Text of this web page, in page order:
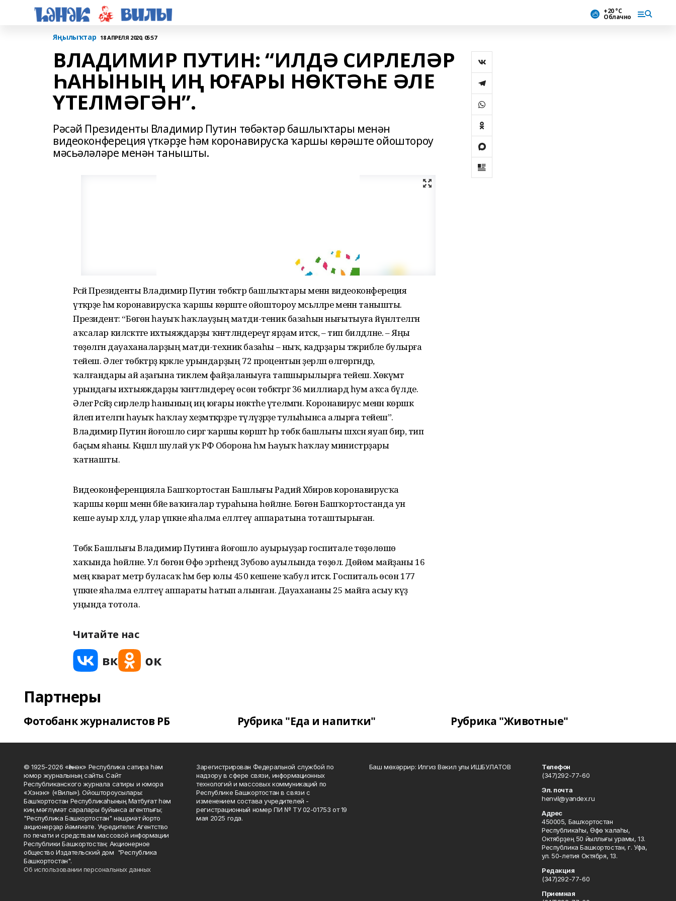
+20 °С
Облачно
Яңылыҡтар 18 АПРЕЛЯ 2020, 05:57
ВЛАДИМИР ПУТИН: “ИЛДӘ СИРЛЕЛӘР
ҺАНЫНЫҢ ИҢ ЮҒАРЫ НӨКТӘҺЕ ӘЛЕ
ҮТЕЛМӘГӘН”.
Рәсәй Президенты Владимир Путин төбәктәр башлыҡтары менән
видеоконфереция үткәрҙе һәм коронавирусҡа ҡаршы көрәште ойоштороу
мәсьәләләре менән танышты.
Рәсәй Президенты Владимир Путин төбәктәр башлыҡтары менән видеоконфереция
үткәрҙе һәм коронавирусҡа ҡаршы көрәште ойоштороу мәсьәләләре менән танышты.
Президент: “Бөгөн һауыҡ һаҡлауҙың матди-теник базаһын нығытыуға йүнәлтелгән
аҡсалар киләсәктәге ихтыяждарҙы ҡәнәғәтләндереүгә ярҙам итәсәк, – тип билдәләне. – Яңы
төҙөлгән дауаханаларҙың матди-техник базаһы – ныҡ, кадрҙары тәжрибәле булырға
тейеш. Әлегә төбәктәрҙә кәрәкле урындарҙың 72 процентын әҙерләп өлгөргәндәр,
ҡалғандары ай аҙағына тиклем файҙаланыуға тапшырылырға тейеш. Хөкүмәт
урындағы ихтыяждарҙы ҡәнәғәтләндереү өсөн төбәктәргә 36 миллиард һум аҡса бүлде.
Әлегә Рәсәйҙә сирлеләр һанының иң юғары нөктәһе үтелмәгән. Коронавирус менән көрәшкә
йәлеп ителгән һауыҡ һаҡлау хеҙмәткәрҙәре түләүҙәрҙе тулыһынса алырға тейеш”.
Владимир Путин йоғошло сиргә ҡаршы көрәштә һәр төбәк башлығы шәхсән яуап бирә, тип
баҫым яһаны. Кәңәшәлә шулай уҡ РФ Оборона һәм Һауыҡ һаҡлау министрҙары
ҡатнашты.
Видеоконференцияла Башҡортостан Башлығы Радий Хәбиров коронавирусҡа
ҡаршы көрәш менән бәйе ваҡиғалар тураһына һөйләне. Бөгөн Башҡортостанда ун
кеше ауыр хәлдә, улар үпкәне яһалма елләтеү аппаратына тоташтырыған.
Төбәк Башлығы Владимир Путинға йоғошло ауырыуҙар госпитале төҙөлөшө
хаҡында һөйләне. Ул бөгөн Өфө эргәһендә Зубово ауылында төҙөлә. Дөйөм майҙаны 16
мең кварат метр буласаҡ һәм бер юлы 450 кешене ҡабул итәсәк. Госпиталь өсөн 177
үпкәне яһалма елләтеү аппараты һатып алынған. Дауахананы 25 майға асыу күҙ
уңында тотола.
Читайте нас
Партнеры
Фотобанк журналистов РБ Рубрика "Еда и напитки" Рубрика "Животные"
© 1925-2026 «Һәнәк» Республика сатира һәм
юмор журналының сайты. Сайт
Республиканского журнала сатиры и юмора
«Хэнэк» («Вилы»). Ойоштороусылары:
Башҡортостан Республикаһының Матбуғат һәм
киң мәғлүмәт саралары буйынса агентлығы;
"Республика Башкортостан" нәшриәт йорто
акционерҙар йәмғиәте. Учредители: Агентство
по печати и средствам массовой информации
Республики Башкортостан; Акционерное
общество Издательский дом "Республика
Башкортостан".
Об использовании персональных данных
Зарегистрирован Федеральной службой по
надзору в сфере связи, информационных
технологий и массовых коммуникаций по
Республике Башкортостан в связи с
изменением состава учредителей -
регистрационный номер ПИ № ТУ 02-01753 от 19
мая 2025 года.
Баш мөхәррир: Илгиз Вәкил улы ИШБУЛАТОВ
Телефон
(347)292-77-60
Эл. почта
henvil@yandex.ru
Адрес
450005, Башҡортостан
Республикаһы, Өфө ҡалаһы,
Октябрҙең 50 йыллығы урамы, 13.
Республика Башкортостан, г. Уфа,
ул. 50-летия Октября, 13.
Редакция
(347)292-77-60
Приемная